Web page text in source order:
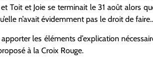
Toit et Joie se terminait le 31 août alors
n’avait évidemment pas le droit de
les éléments d’explication
à la Croix Rouge.